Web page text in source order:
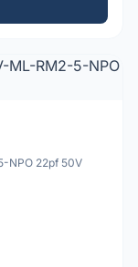
NPO 22pf 50V